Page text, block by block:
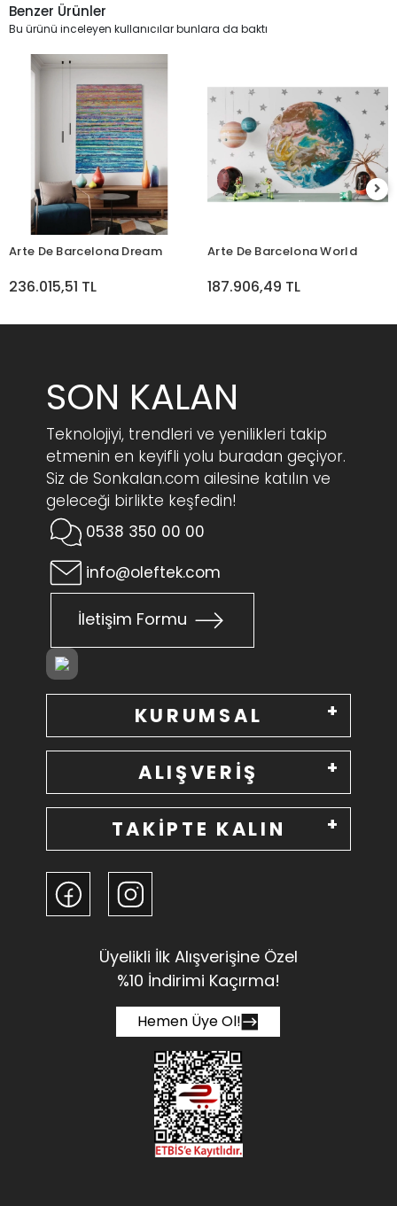
Benzer Ürünler
Bu ürünü inceleyen kullanıcılar bunlara da baktı
Arte De Barcelona Dream
236.015,51 TL
Arte De Barcelona World
187.906,49 TL
SON KALAN
Teknolojiyi, trendleri ve yenilikleri takip
etmenin en keyifli yolu buradan geçiyor.
Siz de Sonkalan.com ailesine katılın ve
geleceği birlikte keşfedin!
0538 350 00 00
info@oleftek.com
İletişim Formu
KURUMSAL
ALIŞVERİŞ
TAKİPTE KALIN
Üyelikli İlk Alışverişine Özel
%10 İndirimi Kaçırma!
Hemen Üye Ol!